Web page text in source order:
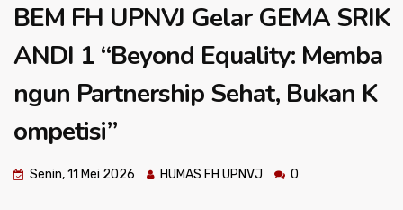
BEM FH UPNVJ Gelar GEMA SRIK
ANDI 1 “Beyond Equality: Memba
ngun Partnership Sehat, Bukan K
ompetisi”
Senin, 11 Mei 2026 HUMAS FH UPNVJ 0